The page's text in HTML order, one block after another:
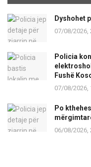
Dyshohet
07/08/2026,
Policia
Fushë
07/08/2026,
Po
06/08/2026,